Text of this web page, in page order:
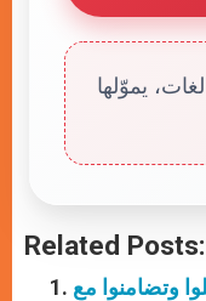
يموّلها
Related Posts:
وتضامنوا مع